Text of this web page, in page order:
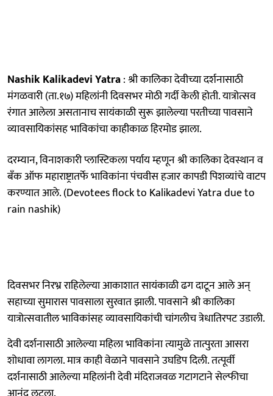
Nashik Kalikadevi Yatra: श्री कालिका देवीच्या दर्शनासाठी
मंगळवारी (ता.१७) महिलांनी दिवसभर मोठी गर्दी केली होती. यात्रोत्सव
रंगात आलेला असतानाच सायंकाळी सुरू झालेल्या परतीच्या पावसाने
व्यावसायिकांसह भाविकांचा काहीकाळ हिरमोड झाला.
दरम्यान, विनाशकारी प्लास्टिकला पर्याय म्हणून श्री कालिका देवस्थान व
बँक ऑफ महाराष्ट्रातर्फे भाविकांना पंचवीस हजार कापडी पिशव्यांचे वाटप
करण्यात आले. (Devotees flock to Kalikadevi Yatra due to
rain nashik)
दिवसभर निरभ्र राहिलेल्या आकाशात सायंकाळी ढग दाटून आले अन्‌
सहाच्या सुमारास पावसाला सुरवात झाली. पावसाने श्री कालिका
यात्रोत्सवातील भाविकांसह व्यावसायिकांची चांगलीच त्रेधातिरपट उडाली.
देवी दर्शनासाठी आलेल्या महिला भाविकांना त्यामुळे तात्पुरता आसरा
शोधावा लागला. मात्र काही वेळाने पावसाने उघडिप दिली. तत्पूर्वी
दर्शनासाठी आलेल्या महिलांनी देवी मंदिराजवळ गटागटाने सेल्फीचा